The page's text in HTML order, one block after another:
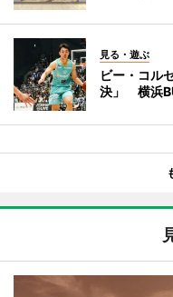
見る・遊ぶ
ビー・コル
決」 横浜